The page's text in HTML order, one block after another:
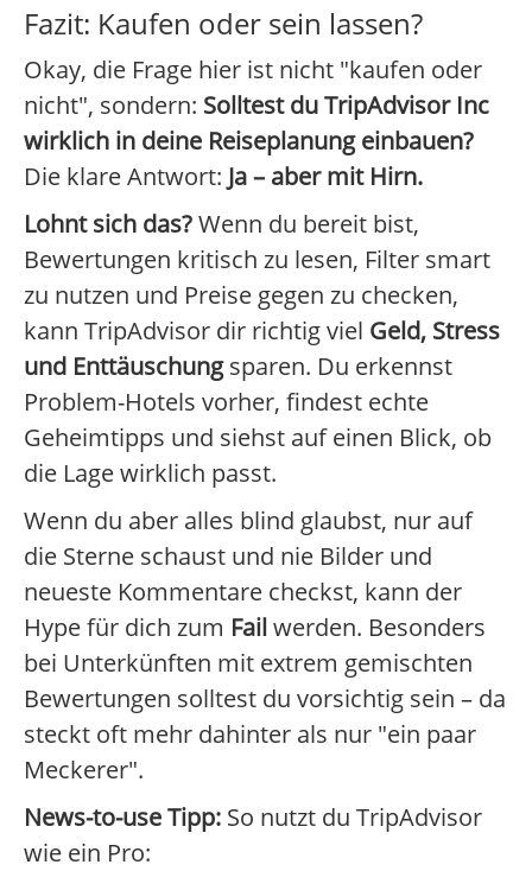
Fazit: Kaufen oder sein lassen?
Okay, die Frage hier ist nicht "kaufen oder
nicht", sondern: Solltest du TripAdvisor Inc
wirklich in deine Reiseplanung einbauen?
Die klare Antwort: Ja – aber mit Hirn.
Lohnt sich das?Wenn du bereit bist,
Bewertungen kritisch zu lesen, Filter smart
zu nutzen und Preise gegen zu checken,
kann TripAdvisor dir richtig viel Geld, Stress
und Enttäuschungsparen. Du erkennst
Problem-Hotels vorher, findest echte
Geheimtipps und siehst auf einen Blick, ob
die Lage wirklich passt.
Wenn du aber alles blind glaubst, nur auf
die Sterne schaust und nie Bilder und
neueste Kommentare checkst, kann der
Hype für dich zum Failwerden. Besonders
bei Unterkünften mit extrem gemischten
Bewertungen solltest du vorsichtig sein – da
steckt oft mehr dahinter als nur "ein paar
Meckerer".
News-to-use Tipp: So nutzt du TripAdvisor
wie ein Pro: